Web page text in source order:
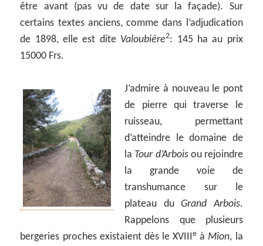
être avant (pas vu de date sur la façade). Sur
certains textes anciens, comme dans l’adjudication
de 1898, elle est dite Valoubière2: 145 ha au prix
15000 Frs.
J’admire à nouveau le pont
de pierre qui traverse le
ruisseau, permettant
d’atteindre le domaine de
la Tour d’Arbois ou rejoindre
la grande voie de
transhumance sur le
plateau duGrand Arbois.
Rappelons que plusieurs
bergeries proches existaient dès le XVIIIe à Mion, la